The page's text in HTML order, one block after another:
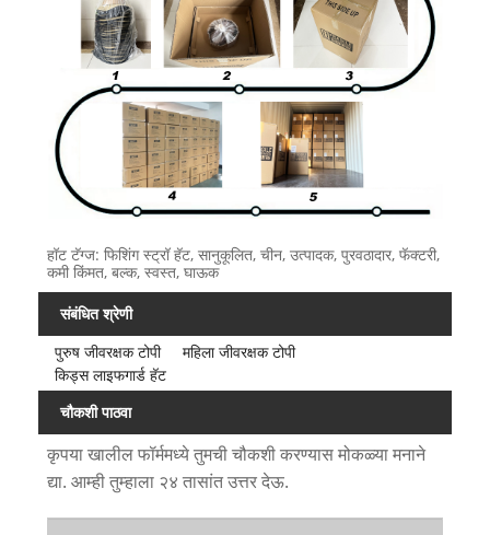
हॉट टॅग्ज: फिशिंग स्ट्रॉ हॅट, सानुकूलित, चीन, उत्पादक, पुरवठादार, फॅक्टरी,
कमी किंमत, बल्क, स्वस्त, घाऊक
संबंधित श्रेणी
पुरुष जीवरक्षक टोपी
महिला जीवरक्षक टोपी
किड्स लाइफगार्ड हॅट
चौकशी पाठवा
कृपया खालील फॉर्ममध्ये तुमची चौकशी करण्यास मोकळ्या मनाने
द्या. आम्ही तुम्हाला २४ तासांत उत्तर देऊ.